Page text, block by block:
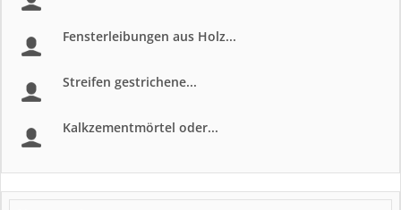
Fensterleibungen aus Holz...
Streifen gestrichene...
Kalkzementmörtel oder...